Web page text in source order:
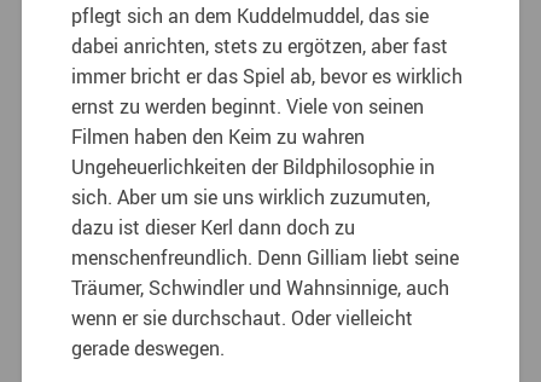
pflegt sich an dem Kuddelmuddel, das sie
dabei anrichten, stets zu ergötzen, aber fast
immer bricht er das Spiel ab, bevor es wirklich
ernst zu werden beginnt. Viele von seinen
Filmen haben den Keim zu wahren
Ungeheuerlichkeiten der Bildphilosophie in
sich. Aber um sie uns wirklich zuzumuten,
dazu ist dieser Kerl dann doch zu
menschenfreundlich. Denn Gilliam liebt seine
Träumer, Schwindler und Wahnsinnige, auch
wenn er sie durchschaut. Oder vielleicht
gerade deswegen.